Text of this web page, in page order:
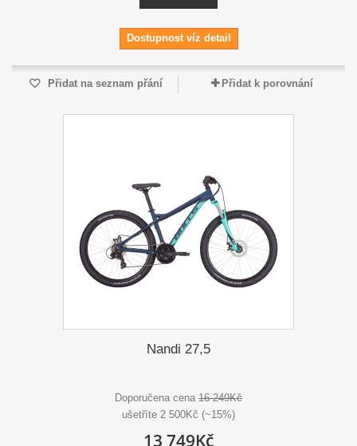
Dostupnost víz detail
Přidat na seznam přání Přidat k porovnání
Nandi 27,5
Doporučena cena 16 249Kč
ušetříte 2 500Kč (~15%)
13 749Kč